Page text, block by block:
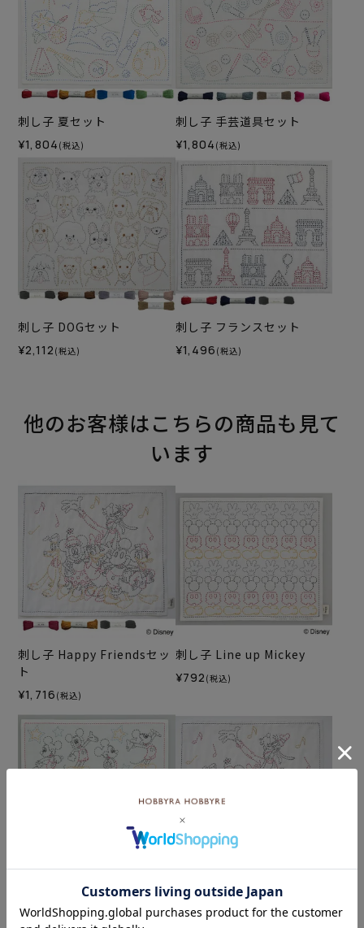
刺し子 夏セット
¥1,804 (税込)
刺し子 手芸道具セット
¥1,804 (税込)
刺し子 DOGセット
¥2,112 (税込)
刺し子 フランスセット
¥1,496 (税込)
他のお客様はこちらの商品も見て
います
刺し子 Happy Friendsセッ
ト
¥1,716 (税込)
刺し子 Line up Mickey
¥792 (税込)
¥792